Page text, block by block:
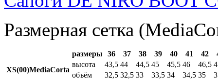
Размерная сетка
размеры 36 37 38 39 40 41 42
XS(00)MediaCorta
высота 43,5 44 44,5 45 45,5 46 46,5
объём
32,5 32,5 33 33,5 34 34,5 35